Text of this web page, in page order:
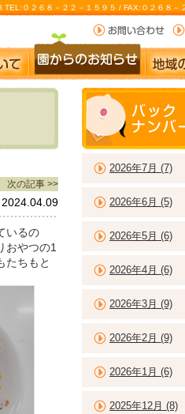
０２６８－２２－１５９５ / FAX:０２６８－
次の記事 >>
2024.04.09
いるの
おやつの1
たちもと
2026年7月 (7)
2026年6月 (5)
2026年5月 (6)
2026年4月 (6)
2026年3月 (9)
2026年2月 (9)
2026年1月 (6)
2025年12月 (8)